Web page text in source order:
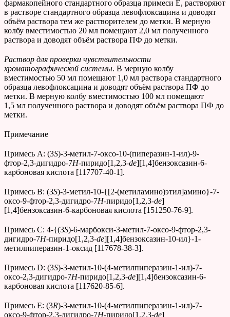
фармакопейного стандартного образца примеси Е, растворяют
в растворе стандартного образца левофлоксацина и доводят
объём раствора тем же растворителем до метки. В мерную
колбу вместимостью 20 мл помещают 2,0 мл полученного
раствора и доводят объём раствора ПФ до метки.
Раствор для проверки чувствительности
хроматографической системы. В мерную колбу
вместимостью 50 мл помещают 1,0 мл раствора стандартного
образца левофлоксацина и доводят объём раствора ПФ до
метки. В мерную колбу вместимостью 100 мл помещают
1,5 мл полученного раствора и доводят объём раствора ПФ до
метки.
Примечание
Примесь А: (3S)-3-метил-7-оксо-10-(пиперазин-1-ил)-9-
фтор-2,3-дигидро-7H-пиридо[1,2,3-de][1,4]бензоксазин-6-
карбоновая кислота [117707-40-1].
Примесь В: (3S)-3-метил-10-{[2-(метиламино)этил]амино}-7-
оксо-9-фтор-2,3-дигидро-7H-пиридо[1,2,3-de]
[1,4]бензоксазин-6-карбоновая кислота [151250-76-9].
Примесь С: 4-{(3S)-6-марбокси-3-метил-7-оксо-9-фтор-2,3-
дигидро-7H-пиридо[1,2,3-de][1,4]бензоксазин-10-ил}-1-
метилпиперазин-1-оксид [117678-38-3].
Примесь D: (3S)-3-метил-10-(4-метилпиперазин-1-ил)-7-
оксо-2,3-дигидро-7H-пиридо[1,2,3-de][1,4]бензоксазин-6-
карбоновая кислота [117620-85-6].
Примесь E: (3R)-3-метил-10-(4-метилпиперазин-1-ил)-7-
оксо-9-фтор-2,3-дигидро-7H-пиридо[1,2,3-de]